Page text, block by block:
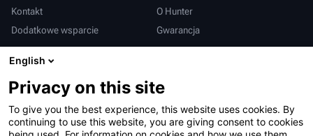
Kontakt
O Hunter
Dodatkowe wsparcie
Gwarancja
Międzynarodowy
Sprzedaż i serwis
English
Privacy on this site
To give you the best experience, this website uses cookies. By
continuing to use this website, you are giving consent to cookies